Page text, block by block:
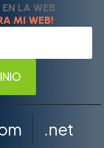
LA WEB
MI WEB!
.net